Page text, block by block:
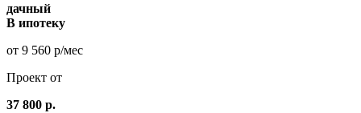
дачный
В ипотеку
от 9 560 р/мес
Проект от
37 800 р.